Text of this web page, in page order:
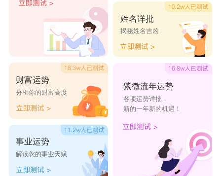
无果 安染 浮夸
财富运势
分析你的财富高度
事业运势
解读您的事业天赋
姓名详批
揭秘姓名吉凶
紫微流年运势
各项运势详批，
新的一年新的机遇！